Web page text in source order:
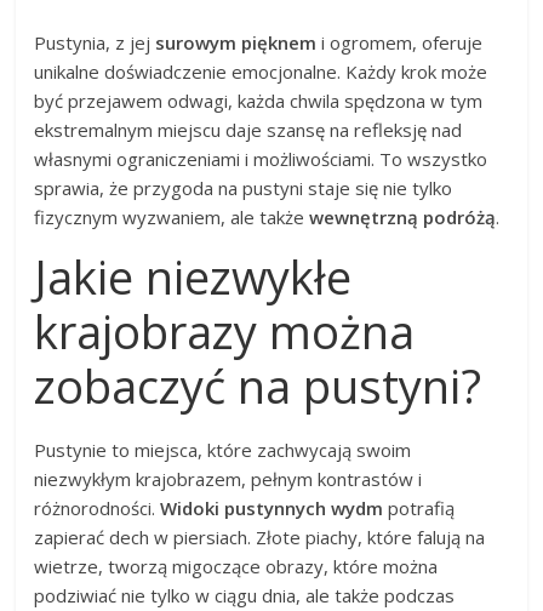
Pustynia, z jej surowym pięknem i ogromem, oferuje
unikalne doświadczenie emocjonalne. Każdy krok może
być przejawem odwagi, każda chwila spędzona w tym
ekstremalnym miejscu daje szansę na refleksję nad
własnymi ograniczeniami i możliwościami. To wszystko
sprawia, że przygoda na pustyni staje się nie tylko
fizycznym wyzwaniem, ale takżewewnętrzną podróżą.
Jakie niezwykłe
krajobrazy można
zobaczyć na pustyni?
Pustynie to miejsca, które zachwycają swoim
niezwykłym krajobrazem, pełnym kontrastów i
różnorodności.Widoki pustynnych wydm potrafią
zapierać dech w piersiach. Złote piachy, które falują na
wietrze, tworzą migoczące obrazy, które można
podziwiać nie tylko w ciągu dnia, ale także podczas